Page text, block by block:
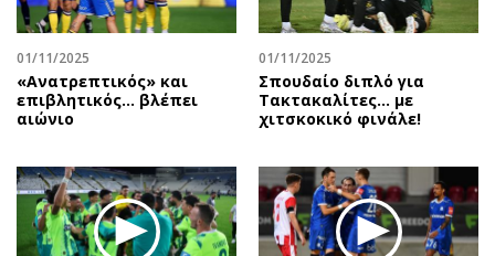
Κόσμος
Πολιτισμός
Σινεμά
Μουσική
Εικαστικά
Βιβλίο
Έξοδος
Εκπομπές
Wine routes
Uncut
Προσφορές
Προσωπικότητες στην ''Κ''
01/11/2025
«Ανατρεπτικός» και
επιβλητικός… βλέπει
αιώνιο
01/11/2025
Σπουδαίο διπλό για
Τακτακαλίτες… με
χιτσκοκικό φινάλε!